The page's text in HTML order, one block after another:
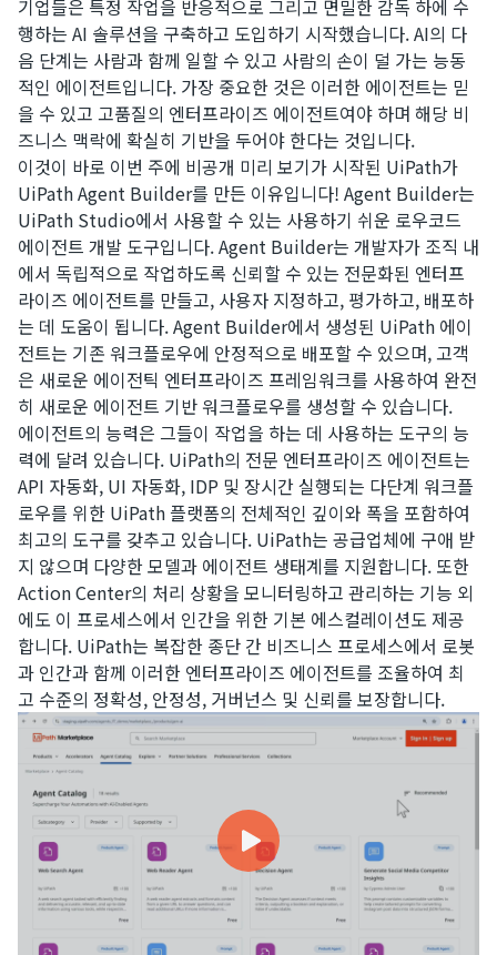
기업들은 특정 작업을 반응적으로 그리고 면밀한 감독 하에 수
행하는 AI 솔루션을 구축하고 도입하기 시작했습니다. AI의 다
음 단계는 사람과 함께 일할 수 있고 사람의 손이 덜 가는 능동
적인 에이전트입니다. 가장 중요한 것은 이러한 에이전트는 믿
을 수 있고 고품질의 엔터프라이즈 에이전트여야 하며 해당 비
즈니스 맥락에 확실히 기반을 두어야 한다는 것입니다.
이것이 바로 이번 주에 비공개 미리 보기가 시작된 UiPath가
UiPath Agent Builder를 만든 이유입니다! Agent Builder는
UiPath Studio에서 사용할 수 있는 사용하기 쉬운 로우코드
에이전트 개발 도구입니다. Agent Builder는 개발자가 조직 내
에서 독립적으로 작업하도록 신뢰할 수 있는 전문화된 엔터프
라이즈 에이전트를 만들고, 사용자 지정하고, 평가하고, 배포하
는 데 도움이 됩니다. Agent Builder에서 생성된 UiPath 에이
전트는 기존 워크플로우에 안정적으로 배포할 수 있으며, 고객
은 새로운 에이전틱 엔터프라이즈 프레임워크를 사용하여 완전
히 새로운 에이전트 기반 워크플로우를 생성할 수 있습니다.
에이전트의 능력은 그들이 작업을 하는 데 사용하는 도구의 능
력에 달려 있습니다. UiPath의 전문 엔터프라이즈 에이전트는
API 자동화, UI 자동화, IDP 및 장시간 실행되는 다단계 워크플
로우를 위한 UiPath 플랫폼의 전체적인 깊이와 폭을 포함하여
최고의 도구를 갖추고 있습니다. UiPath는 공급업체에 구애 받
지 않으며 다양한 모델과 에이전트 생태계를 지원합니다. 또한
Action Center의 처리 상황을 모니터링하고 관리하는 기능 외
에도 이 프로세스에서 인간을 위한 기본 에스컬레이션도 제공
합니다. UiPath는 복잡한 종단 간 비즈니스 프로세스에서 로봇
과 인간과 함께 이러한 엔터프라이즈 에이전트를 조율하여 최
고 수준의 정확성, 안정성, 거버넌스 및 신뢰를 보장합니다.